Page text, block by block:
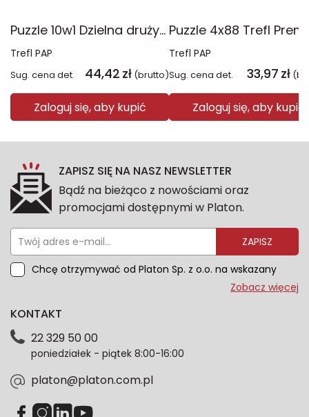
Puzzle 10w1 Dzielna drużyna Psiego Patrolu 96012
Trefl PAP
Sug. cena det. 44,42 zł (brutto)
Zaloguj się, aby kupić
Trefl PAP
Sug. cena det. 33,97 zł
Zaloguj się, aby kupić
ZAPISZ SIĘ NA NASZ NEWSLETTER
Bądź na bieżąco z nowościami oraz
promocjami dostępnymi w Platon.
ZAPISZ
Chcę otrzymywać od Platon Sp. z o.o. na wskazany
przeze mnie adres e-mail informacje marketingowe
dotyczące danych osobowych znajdziesz w naszej
każdym czasie. Wycofanie zgody nie wpłynie na
zgodność z prawem przetwarzania dokonanego przed
Zobacz więcej
KONTAKT
22 329 50 00
poniedziałek - piątek 8:00-16:00
platon@platon.com.pl